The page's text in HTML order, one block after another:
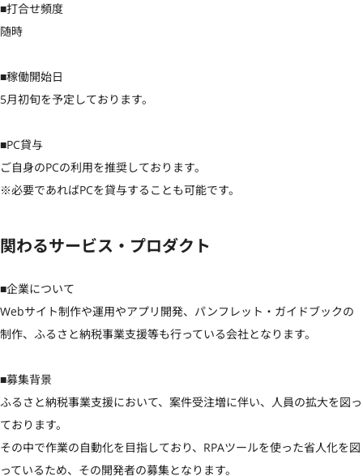
■打合せ頻度
随時
■稼働開始日
5月初旬を予定しております。
■PC貸与
ご自身のPCの利用を推奨しております。
※必要であればPCを貸与することも可能です。
関わるサービス・プロダクト
■企業について
Webサイト制作や運用やアプリ開発、パンフレット・ガイドブックの
制作、ふるさと納税事業支援等も行っている会社となります。
■募集背景
ふるさと納税事業支援において、案件受注増に伴い、人員の拡大を図っ
ております。
その中で作業の自動化を目指しており、RPAツールを使った省人化を図
っているため、その開発者の募集となります。